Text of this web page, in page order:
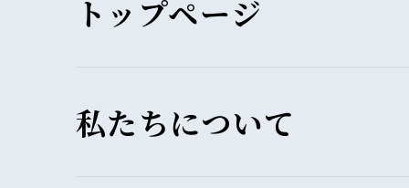
トップページ
私たちについて